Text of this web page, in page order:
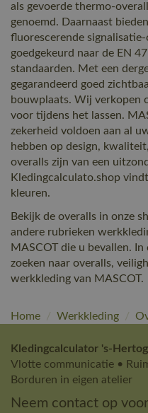
als gevoerde thermo-
genoemd. Daarnaast
fluorescerende
goedgekeurd naar de EN
standaarden. Met een
gegarandeerd goed
bouwplaats. Wij verkopen
voor tijdens het lassen.
zekerheid voldoen aan al
hebben op design,
overalls zijn van een
Kledingcalculato.shop
kleuren.
Bekijk de overalls in onze
andere rubrieken
MASCOT die u bevallen.
zoeken naar overalls,
werkkleding van MASCOT.
Home / Werkkleding /
Kledingcalculator 's-
Vlotte communicatie •
Borduren in eigen atelier
Neem contact op